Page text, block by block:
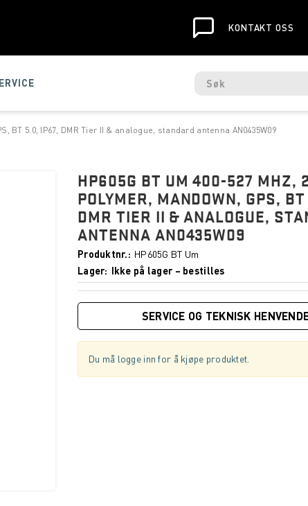
KONTAKT OSS
BT 5.0, IP67, DMR Tier II & analogue, standard antenna AN0435W09
HP605G BT UM 400-527 MHZ,
POLYMER, MANDOWN, GPS,
DMR TIER II & ANALOGUE,
ANTENNA AN0435W09
Produktnr.
HP605G BT Um
Lager
Ikke på lager – bestilles
SERVICE OG TEKNISK
Du må logge inn for å kjøpe produktet.